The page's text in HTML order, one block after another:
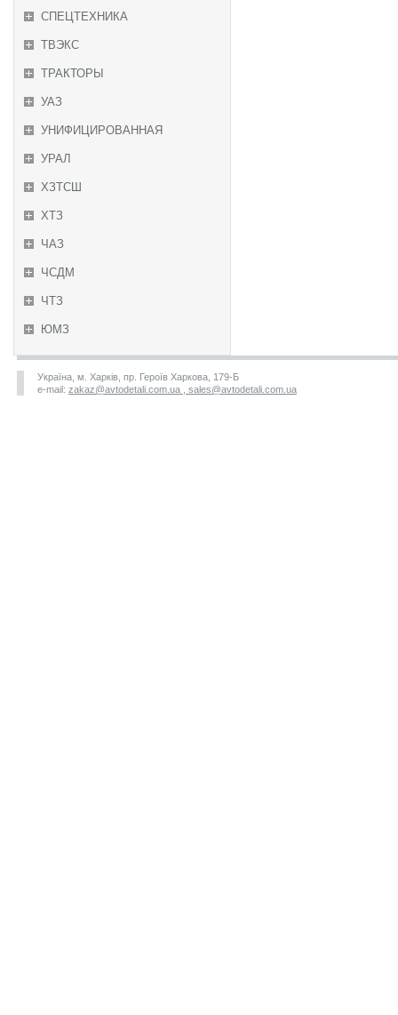
СПЕЦТЕХНИКА
ТВЭКС
ТРАКТОРЫ
УАЗ
УНИФИЦИРОВАННАЯ
УРАЛ
ХЗТСШ
ХТЗ
ЧАЗ
ЧСДМ
ЧТЗ
ЮМЗ
Україна, м. Харків, пр. Героїв Харкова, 179-Б
e-mail: zakaz@avtodetali.com.ua , sales@avtodetali.com.ua